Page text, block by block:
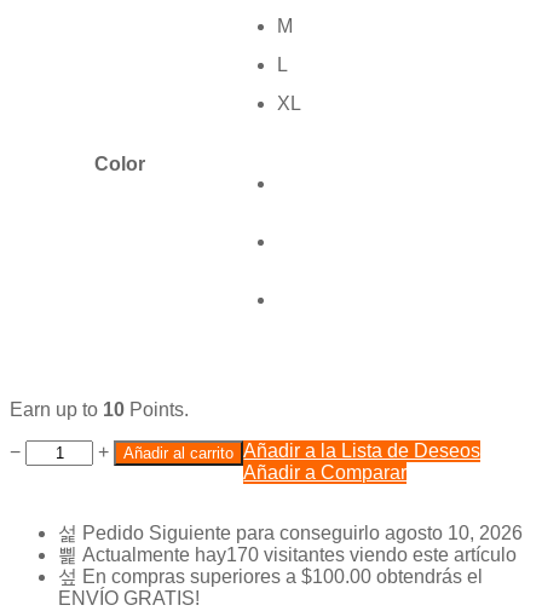
M
L
XL
Color
Earn up to 10 Points.
− + Añadir al carrito Añadir a la Lista de Deseos
Añadir a Comparar
Pedido Siguiente para conseguirlo agosto 10, 2026
Actualmente hay170 visitantes viendo este artículo
En compras superiores a $100.00 obtendrás el
ENVÍO GRATIS!